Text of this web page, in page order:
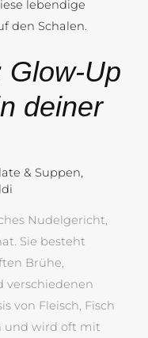
Glow-Up
deiner
& Suppen,
Nudelgericht,
Sie besteht
Brühe,
verschiedenen
von Fleisch, Fisch
und wird oft mit